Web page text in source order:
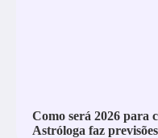
Como será 2026 para
Astróloga faz previsões